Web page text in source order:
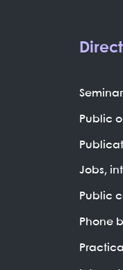
Public
Jobs,
Public
Phone